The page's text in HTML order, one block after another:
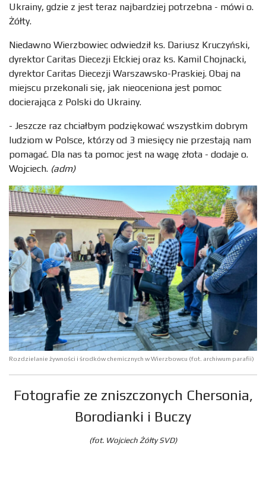
Ukrainy, gdzie z jest teraz najbardziej potrzebna - mówi o.
Żółty.
Niedawno Wierzbowiec odwiedził ks. Dariusz Kruczyński,
dyrektor Caritas Diecezji Ełckiej oraz ks. Kamil Chojnacki,
dyrektor Caritas Diecezji Warszawsko-Praskiej. Obaj na
miejscu przekonali się, jak nieoceniona jest pomoc
docierająca z Polski do Ukrainy.
- Jeszcze raz chciałbym podziękować wszystkim dobrym
ludziom w Polsce, którzy od 3 miesięcy nie przestają nam
pomagać. Dla nas ta pomoc jest na wagę złota - dodaje o.
Wojciech. (adm)
Rozdzielanie żywności i środków chemicznych w Wierzbowcu (fot. archiwum parafii)
Fotografie ze zniszczonych Chersonia,
Borodianki i Buczy
(fot. Wojciech Żółty SVD)